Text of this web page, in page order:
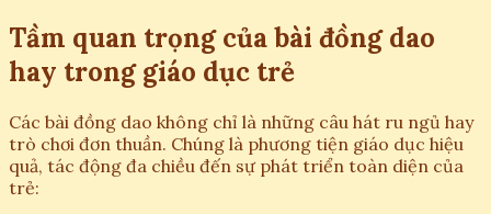
Tầm quan trọng của bài đồng dao
hay trong giáo dục trẻ
Các bài đồng dao không chỉ là những câu hát ru ngủ hay
trò chơi đơn thuần. Chúng là phương tiện giáo dục hiệu
quả, tác động đa chiều đến sự phát triển toàn diện của
trẻ: